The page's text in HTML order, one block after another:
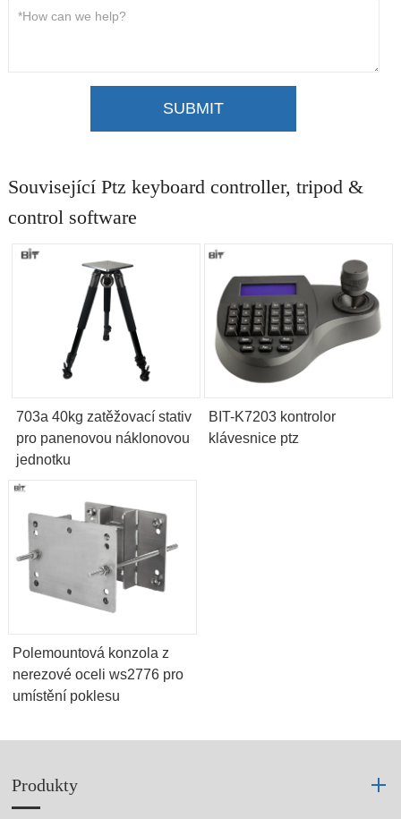
SUBMIT
Související Ptz keyboard controller, tripod &
control software
703a 40kg zatěžovací stativ
pro panenovou náklonovou
jednotku
BIT-K7203 kontrolor
klávesnice ptz
Polemountová konzola z
nerezové oceli ws2776 pro
umístění poklesu
Produkty